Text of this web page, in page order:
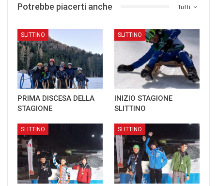
Tutti
Potrebbe piacerti anche
SLITTINO
PRIMA DISCESA DELLA
STAGIONE
SLITTINO
INIZIO STAGIONE
SLITTINO
SLITTINO SLITTINO